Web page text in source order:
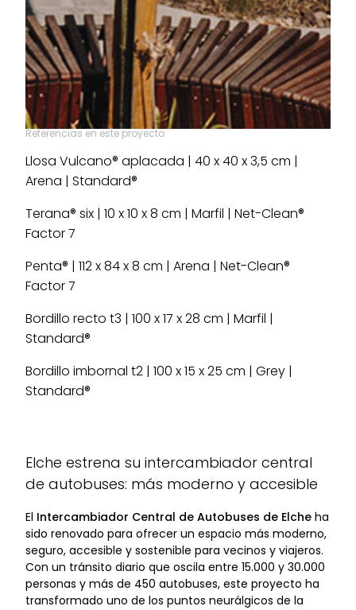
Referencias en este proyecto
Llosa Vulcano® aplacada | 40 x 40 x 3,5 cm |
Arena | Standard®
Terana® six | 10 x 10 x 8 cm | Marfil | Net-Clean®
Factor 7
Penta® | 112 x 84 x 8 cm | Arena | Net-Clean®
Factor 7
Bordillo recto t3 | 100 x 17 x 28 cm | Marfil |
Standard®
Bordillo imbornal t2 | 100 x 15 x 25 cm | Grey |
Standard®
Elche estrena su intercambiador central
de autobuses: más moderno y accesible
El Intercambiador Central de Autobuses de Elche ha
sido renovado para ofrecer un espacio más moderno,
seguro, accesible y sostenible para vecinos y viajeros.
Con un tránsito diario que oscila entre 15.000 y 30.000
personas y más de 450 autobuses, este proyecto ha
transformado uno de los puntos neurálgicos de la